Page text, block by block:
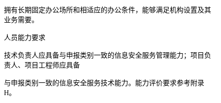
拥有长期固定办公场所和相适应的办公条件，能够满足机构设置及其
业务需要。
人员能力要求
技术负责人应具备与申报类别一致的信息安全服务管理能力；项目负
责人、项目工程师应具备
与申报类别一致的信息安全服务技术能力。能力评价要求参考附录
H。